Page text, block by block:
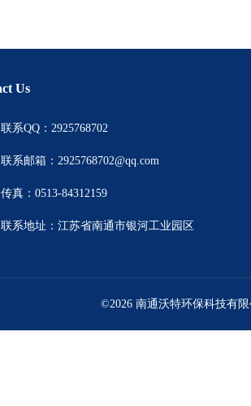
Us
联系QQ：2925768702
联系邮箱：2925768702@qq.com
传真：0513-84312159
联系地址：江苏省南通市银河工业园区
©2026 南通沃特环保科技有